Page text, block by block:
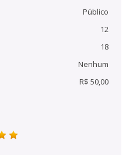
Público
12
18
Nenhum
R$ 50,00